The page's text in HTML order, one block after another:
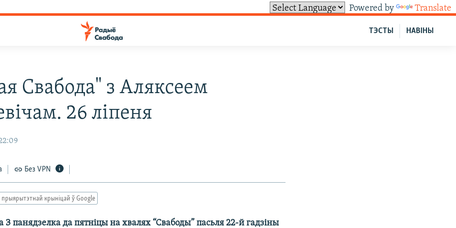
Powered by Translate
НАВІНЫ
ТЭСТЫ
Свабода" з Аляксеем
26 ліпеня
Без VPN
прыярытэтнай крыніцай ў Google
З панядзелка да пятніцы на хвалях “Свабоды” пасьля 22-й гадзіны